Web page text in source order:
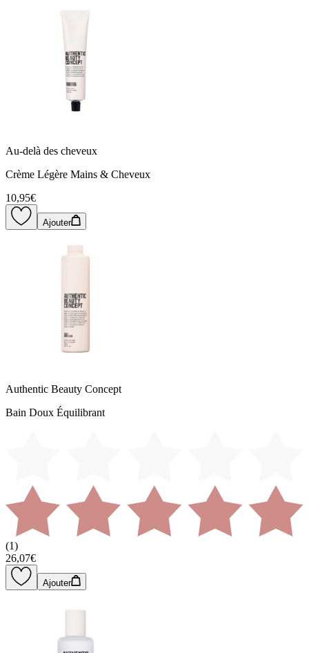
Au-delà des cheveux
Crème Légère Mains & Cheveux
10,95€
Ajouter
Authentic Beauty Concept
Bain Doux Équilibrant
(1)
26,07€
Ajouter